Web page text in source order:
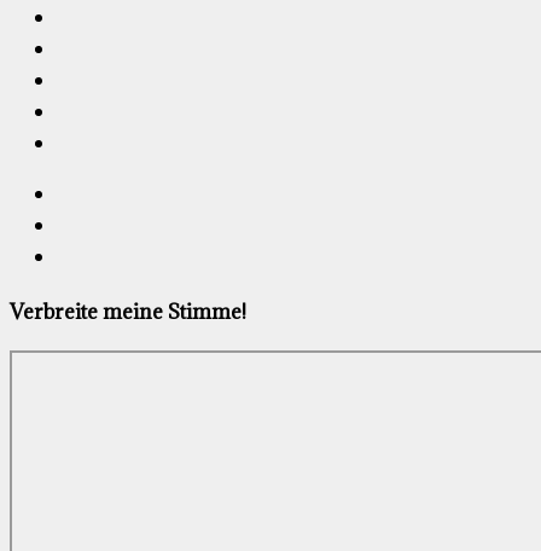
Verbreite meine Stimme!